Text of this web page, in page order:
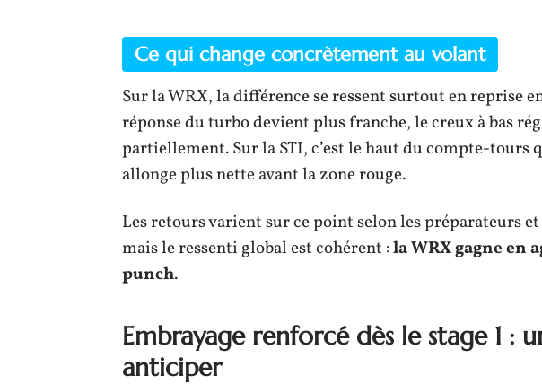
Ce qui change concrètement au volant
Sur la WRX, la différence se ressent surtout en reprise
réponse du turbo devient plus franche, le creux à bas
partiellement. Sur la STI, c’est le haut du compte-tours
allonge plus nette avant la zone rouge.
Les retours varient sur ce point selon les préparateurs
mais le ressenti global est cohérent :la WRX gagne en
punch.
Embrayage renforcé dès le stage 1 :
anticiper